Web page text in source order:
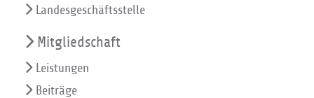
Landesgeschäftsstelle
Mitgliedschaft
Leistungen
Beiträge